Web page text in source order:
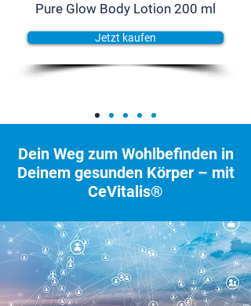
Pure Glow Body Lotion 200 ml
Jetzt kaufen
Dein Weg zum Wohlbefinden in
Deinem gesunden Körper – mit
CeVitalis®